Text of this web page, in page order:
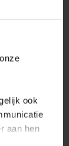
ook
aan hen
oude